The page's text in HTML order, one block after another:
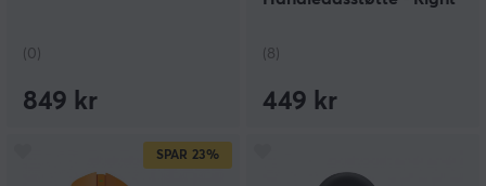
(0)
849 kr
(8)
449 kr
SPAR 23%